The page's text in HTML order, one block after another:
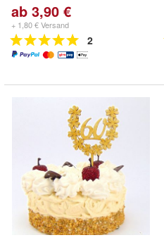
ab 3,90 €
+ 1,80 € Versand
2